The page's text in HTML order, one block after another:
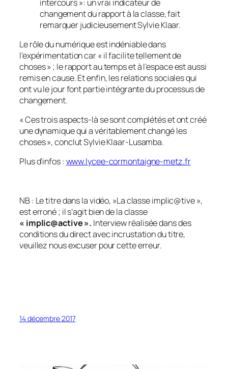
intercours »: un vrai indicateur de
changement du rapport à la classe, fait
remarquer judicieusement Sylvie Klaar.
Le rôle du numérique est indéniable dans
l’expérimentation car «il facilite tellement de
choses» ; le rapport au temps et à l’espace est aussi
remis en cause. Et enfin, les relations sociales qui
ont vu le jour font partie intégrante du processus de
changement.
« Ces trois aspects-là se sont complétés et ont créé
une dynamique qui a véritablement changé les
choses », conclut Sylvie Klaar-Lusamba.
Plus d’infos : www.lycee-cormontaigne-metz.fr
NB : Le titre dans la vidéo, »La classe implic@tive »,
est erroné ; il s’agit bien de la classe
« implic@active ». Interview réalisée dans des
conditions du direct avec incrustation du titre,
veuillez nous excuser pour cette erreur.
14 décembre 2017